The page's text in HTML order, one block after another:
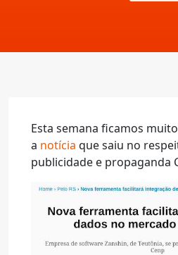
Esta semana ficamos
a notícia que saiu no
publicidade e propaganda